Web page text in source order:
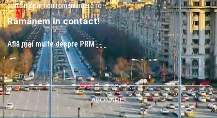
centru@partidulromaniamare.ro
Rămânem în contact!
Află mai multe despre PRM
ABONARE!